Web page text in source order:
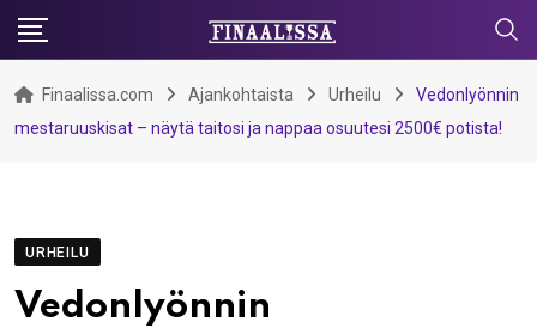
Skip
content
Finaalissa.com Ajankohtaista Urheilu
Vedonlyönnin
mestaruuskisat – näytä taitosi ja nappaa osuutesi 2500€ potista!
URHEILU
Vedonlyönnin